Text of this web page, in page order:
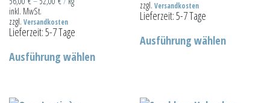
inkl. MwSt.
zzgl. Versandkosten
Lieferzeit:5-7 Tage
Ausführung wählenProdukt
zzgl.Versandkosten
Lieferzeit:5-7 Tage
Ausführung wählenProdukt